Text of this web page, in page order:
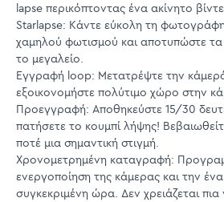
lapse περικόπτοντας ένα ακίνητο
Starlapse: Κάντε εύκολη τη
χαμηλού φωτισμού και αποτυπώστε
το μεγαλείο.
Εγγραφή loop: Μετατρέψτε την
εξοικονομήστε πολύτιμο χώρο στην
Προεγγραφή: Αποθηκεύστε 15/30
πατήσετε το κουμπί λήψης!
ποτέ μια σημαντική στιγμή.
Χρονομετρημένη καταγραφή:
ενεργοποίηση της κάμερας και την
συγκεκριμένη ώρα. Δεν χρειάζεται